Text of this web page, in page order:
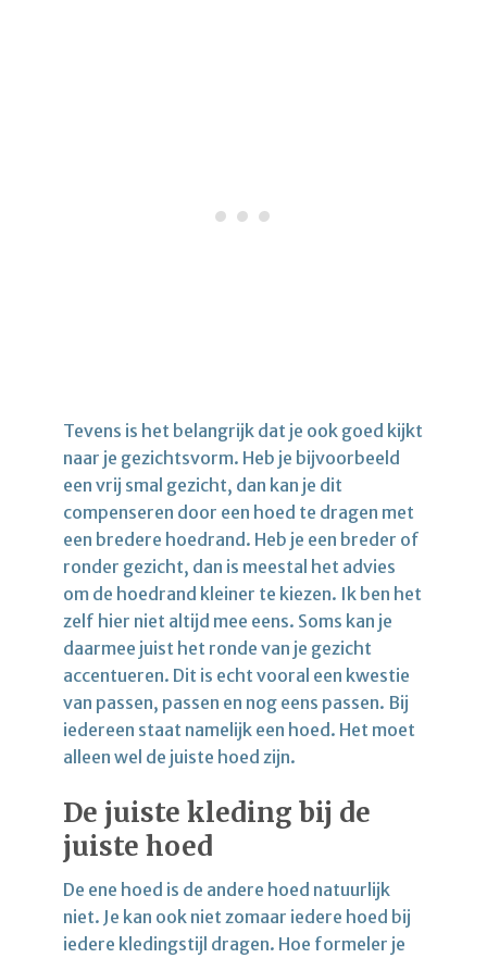
Tevens is het belangrijk dat je ook goed kijkt
naar je gezichtsvorm. Heb je bijvoorbeeld
een vrij smal gezicht, dan kan je dit
compenseren door een hoed te dragen met
een bredere hoedrand. Heb je een breder of
ronder gezicht, dan is meestal het advies
om de hoedrand kleiner te kiezen. Ik ben het
zelf hier niet altijd mee eens. Soms kan je
daarmee juist het ronde van je gezicht
accentueren. Dit is echt vooral een kwestie
van passen, passen en nog eens passen. Bij
iedereen staat namelijk een hoed. Het moet
alleen wel de juiste hoed zijn.
De juiste kleding bij de
juiste hoed
De ene hoed is de andere hoed natuurlijk
niet. Je kan ook niet zomaar iedere hoed bij
iedere kledingstijl dragen. Hoe formeler je